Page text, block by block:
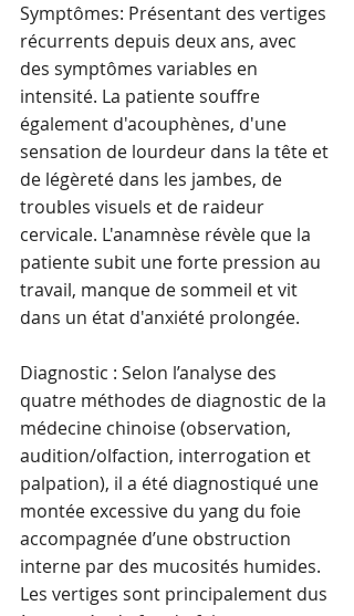
Symptômes: Présentant des vertiges
récurrents depuis deux ans, avec
des symptômes variables en
intensité. La patiente souffre
également d'acouphènes, d'une
sensation de lourdeur dans la tête et
de légèreté dans les jambes, de
troubles visuels et de raideur
cervicale. L'anamnèse révèle que la
patiente subit une forte pression au
travail, manque de sommeil et vit
dans un état d'anxiété prolongée.
Diagnostic : Selon l’analyse des
quatre méthodes de diagnostic de la
médecine chinoise (observation,
audition/olfaction, interrogation et
palpation), il a été diagnostiqué une
montée excessive du yang du foie
accompagnée d’une obstruction
interne par des mucosités humides.
Les vertiges sont principalement dus